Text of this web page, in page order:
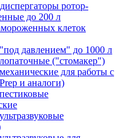
ротор-
до 200 л
клеток
давлением" до 1000 л
("стомакер")
для работы с
и аналоги)